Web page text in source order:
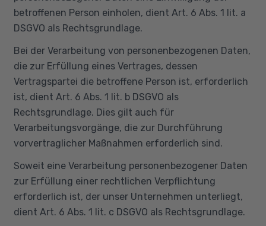
betroffenen Person einholen, dient Art. 6 Abs. 1 lit. a
DSGVO als Rechtsgrundlage.
Bei der Verarbeitung von personenbezogenen Daten,
die zur Erfüllung eines Vertrages, dessen
Vertragspartei die betroffene Person ist, erforderlich
ist, dient Art. 6 Abs. 1 lit. b DSGVO als
Rechtsgrundlage. Dies gilt auch für
Verarbeitungsvorgänge, die zur Durchführung
vorvertraglicher Maßnahmen erforderlich sind.
Soweit eine Verarbeitung personenbezogener Daten
zur Erfüllung einer rechtlichen Verpflichtung
erforderlich ist, der unser Unternehmen unterliegt,
dient Art. 6 Abs. 1 lit. c DSGVO als Rechtsgrundlage.